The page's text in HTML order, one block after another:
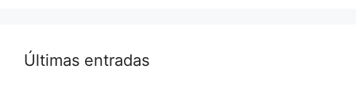
Últimas entradas